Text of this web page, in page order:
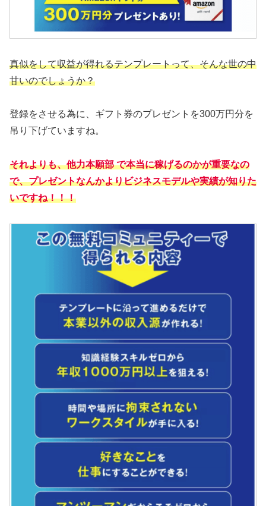
真似をして収益が得れるテンプレートって、そんな世の中
甘いのでしょうか？
登録をさせる為に、ギフト券のプレゼントを300万円分を
吊り下げていますね。
それよりも、他力本願部 で本当に稼げるのかが重要なの
で、プレゼントなんかよりビジネスモデルや実績が知りた
いですね！！！